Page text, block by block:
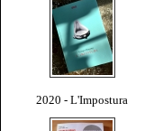
2020 - L'Impostura